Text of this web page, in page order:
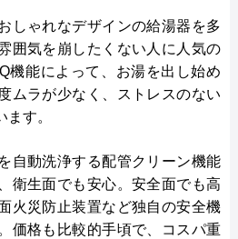
しゃれなデザインの給湯器を多
囲気を崩したくない人に人気の
機能によって、お湯を出し始め
ムラが少なく、ストレスのない
す。
自動洗浄する配管クリーン機能
衛生面でも安心。安全面でも高
火災防止装置など独自の安全機
価格も比較的手頃で、コスパ重